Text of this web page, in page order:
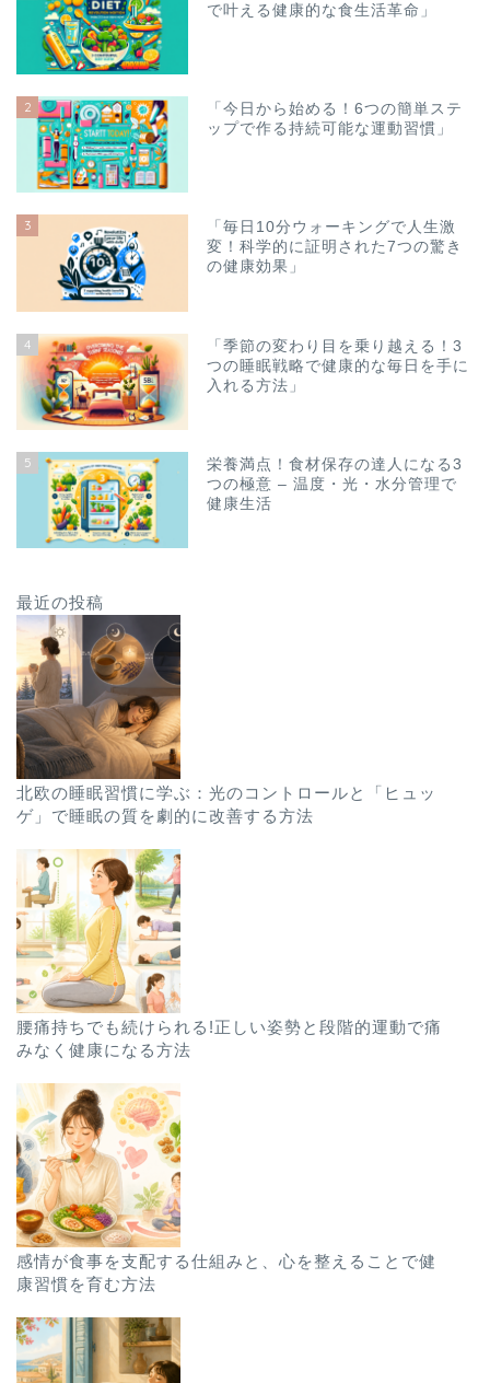
で叶える健康的な食生活革命」
2
「今日から始める！6つの簡単ステ
ップで作る持続可能な運動習慣」
3
「毎日10分ウォーキングで人生激
変！科学的に証明された7つの驚き
の健康効果」
4
「季節の変わり目を乗り越える！3
つの睡眠戦略で健康的な毎日を手に
入れる方法」
5
栄養満点！食材保存の達人になる3
つの極意 – 温度・光・水分管理で
健康生活
最近の投稿
北欧の睡眠習慣に学ぶ：光のコントロールと「ヒュッ
ゲ」で睡眠の質を劇的に改善する方法
腰痛持ちでも続けられる!正しい姿勢と段階的運動で痛
みなく健康になる方法
感情が食事を支配する仕組みと、心を整えることで健
康習慣を育む方法